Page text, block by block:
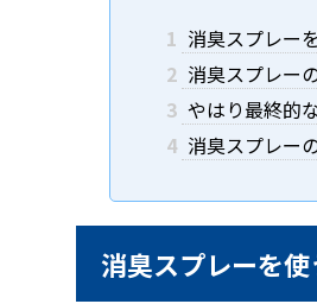
1 消臭スプレー
2 消臭スプレー
3 やはり最終的
4 消臭スプレー
消臭スプレーを